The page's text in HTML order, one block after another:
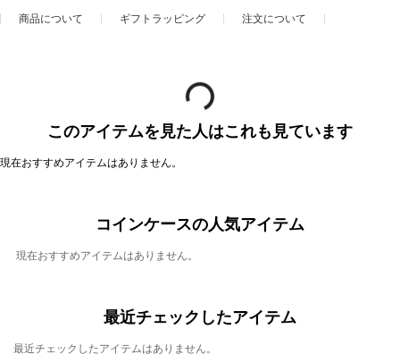
商品について
ギフトラッピング 注文について
このアイテムを見た人はこれも見ています
現在おすすめアイテムはありません。
コインケースの人気アイテム
現在おすすめアイテムはありません。
最近チェックしたアイテム
最近チェックしたアイテムはありません。